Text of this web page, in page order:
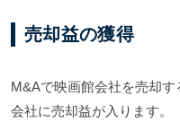
売却益の獲得
M&Aで映画館会社を売却
会社に売却益が入ります。